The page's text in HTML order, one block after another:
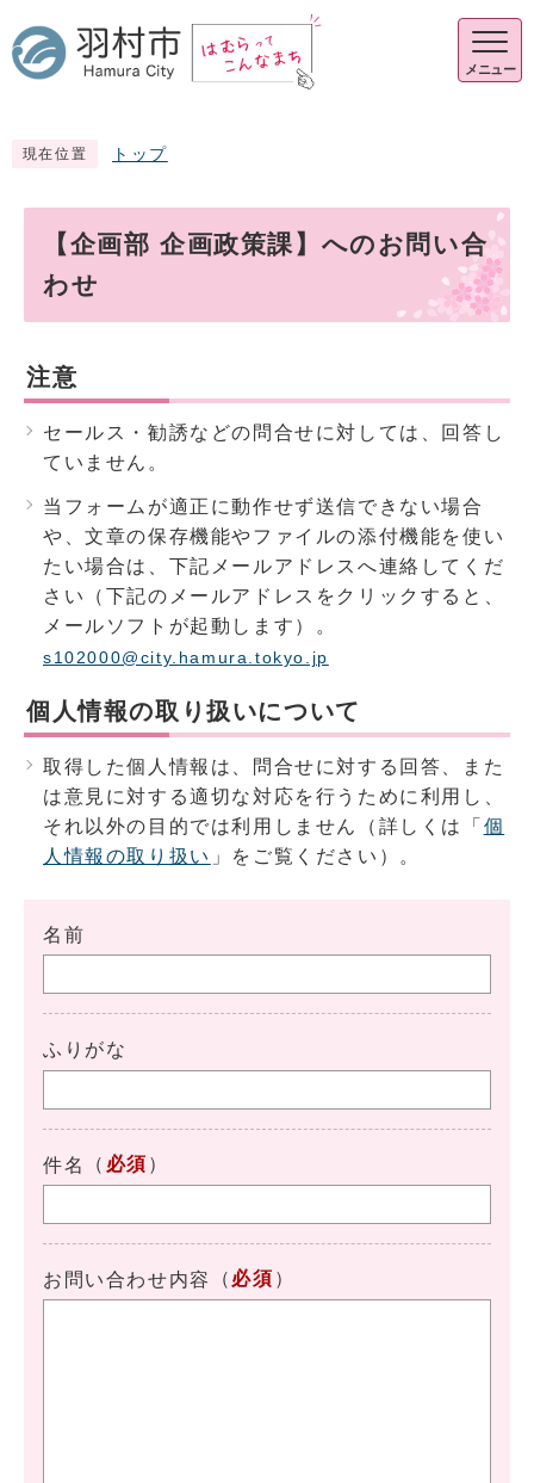
メニュー
現在位置 トップ
【企画部 企画政策課】へのお問い合
わせ
注意
セールス・勧誘などの問合せに対しては、回答し
ていません。
当フォームが適正に動作せず送信できない場合
や、文章の保存機能やファイルの添付機能を使い
たい場合は、下記メールアドレスへ連絡してくだ
さい（下記のメールアドレスをクリックすると、
メールソフトが起動します）。
s102000@city.hamura.tokyo.jp
個人情報の取り扱いについて
取得した個人情報は、問合せに対する回答、また
は意見に対する適切な対応を行うために利用し、
それ以外の目的では利用しません（詳しくは「 個
人情報の取り扱い 」をご覧ください）。
名前
ふりがな
件名 （ 必須 ）
お問い合わせ内容 （ 必須 ）